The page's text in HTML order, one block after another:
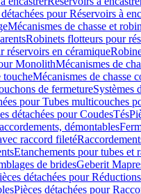
pour Réservoirs à
Mécanismes de chasse et
Robinets flotteurs pour
réservoirs en céramique
MonolithMécanismes de
toucheMécanismes de chasse
de fermetureSystèmes
pour Tubes multicouches
détachées pour CoudesTés
démontables
raccord fileté
Etanchements pour tubes et
de bridesGeberit
détachées pour Réductions
Pièces détachées pour